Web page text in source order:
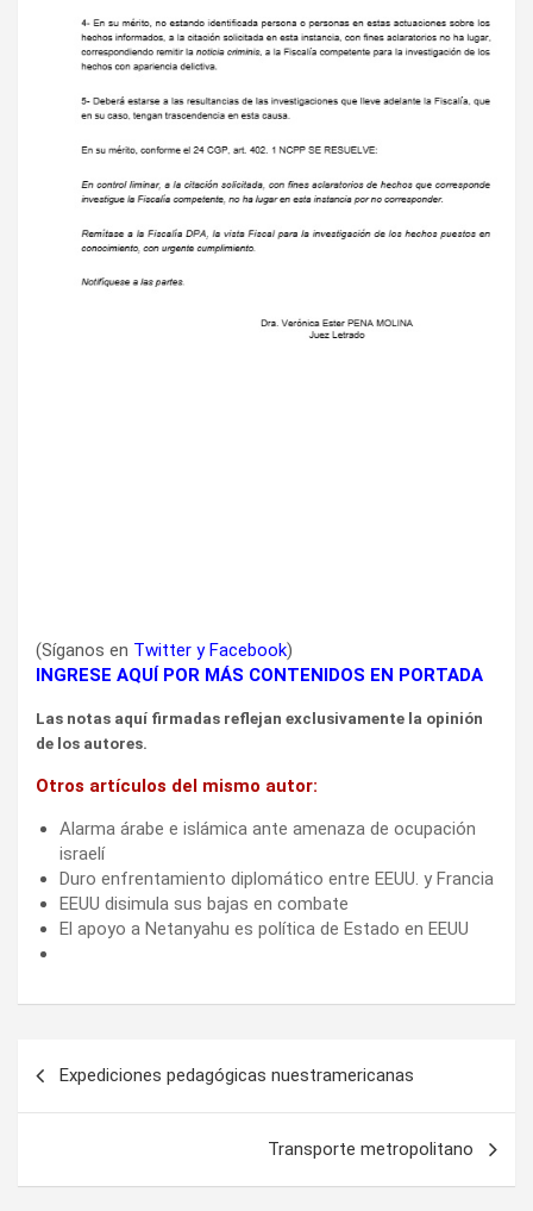
(Síganos en Twitter yFacebook)
INGRESE AQUÍ POR MÁS CONTENIDOS EN PORTADA
Las notas aquí firmadas reflejan exclusivamente la opinión
de los autores.
Otros artículos del mismo autor:
Alarma árabe e islámica ante amenaza de ocupación
israelí
Duro enfrentamiento diplomático entre EEUU. y Francia
EEUU disimula sus bajas en combate
El apoyo a Netanyahu es política de Estado en EEUU
Expediciones pedagógicas nuestramericanas
Transporte metropolitano